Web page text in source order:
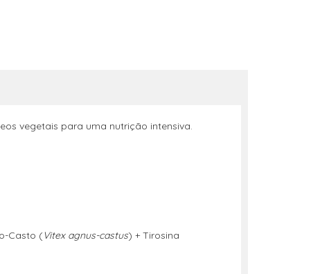
vegetais para uma nutrição intensiva.
Casto ( Vitex agnus-castus) + Tirosina